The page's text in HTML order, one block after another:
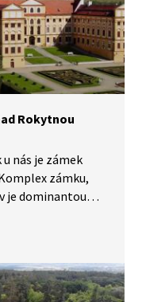
Rokytnou
nás je zámek
zámku,
je dominantou
tamního